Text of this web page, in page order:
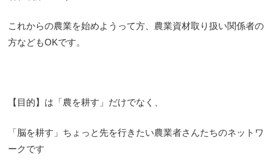
これからの農業を始めようって方、農業資材取り扱い関係者の
方などもOKです。
【目的】は「農を耕す」だけでなく、
「脳を耕す」ちょっと先を行きたい農業者さんたちのネットワ
ークです